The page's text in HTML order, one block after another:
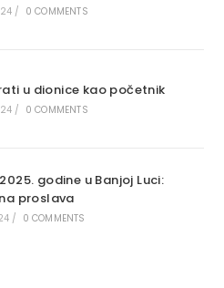
/ 0 COMMENTS
u dionice kao početnik
/ 0 COMMENTS
godine u Banjoj Luci:
proslava
/ 0 COMMENTS